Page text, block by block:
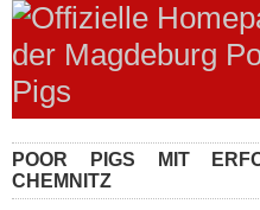
POOR PIGS MIT
CHEMNITZ